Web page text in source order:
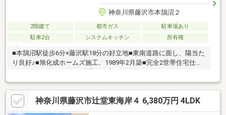
神奈川県藤沢市本鵠沼２
2階建て 都市ガス
駐車場あり
駐車2台
システムキッチン 所有権
■本鵠沼駅徒歩6分×藤沢駅18分の好立地■東南道路に面し、陽当た
り良好♪■旭化成ホームズ施工、1989年2月築■完全2世帯住宅仕様
ルに合わせたリフォームプランもご提案可能です。■車好きの方
にも嬉しい、並列2台駐車可能なガレージ付き！■鵠沼小学校まで
徒歩6分×鵠沼中学校まで徒歩7分♪■鵠沼の閑静な高台、ハザード
エリア外の安心の住環境。
神奈川県藤沢市辻堂東海岸４ 6,380万円 4LDK